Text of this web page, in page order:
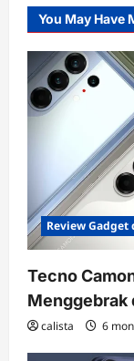
You May Have
Review
Tecno
Menggebrak
calista 6